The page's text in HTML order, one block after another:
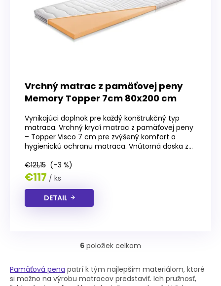
Vrchný matrac z pamäťovej peny
Memory Topper 7cm 80x200 cm
Vynikajúci doplnok pre každý konštrukčný typ
matraca. Vrchný krycí matrac z pamäťovej peny
– Topper Visco 7 cm pre zvýšený komfort a
hygienickú ochranu matraca. Vnútorná doska z...
€121,15 (–3 %)
€117 / ks
DETAIL
O
l
á
6 položiek celkom
Pamäťová pena patrí k tým najlepším materiálom, ktoré
si možno na výrobu matracov predstaviť. Ich pružnosť,